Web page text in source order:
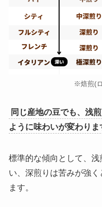
※焙煎(
同じ産地の豆でも、浅
ように味わいが変わりま
標準的な傾向として、
い、深煎りは苦みが強
ます。